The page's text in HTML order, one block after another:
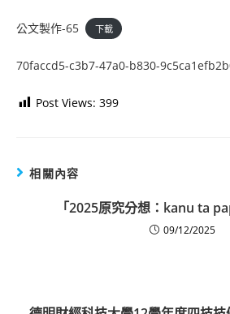
公文製作-65 下載
70faccd5-c3b7-47a0-b830-
Post Views: 399
相關內容
「2025原究分想：kanu ta
09/12/2025